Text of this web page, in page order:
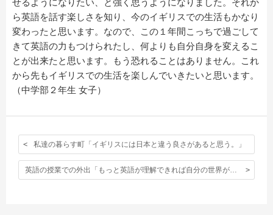
ら英語を話す楽しさを知り、今のイギリスでの生活もかなり
変わったと思います。なので、この１年間こっちで過ごして
きて英語の力もつけられたし、何よりも自分自身を変えるこ
とが出来たと思います。もう恐れることはありません。これ
から先もイギリスでの生活を楽しんでいきたいと思います。
（中学部２年生 女子）
私達の暮らす町「イギリスには日本と違う良さがあると思う。」